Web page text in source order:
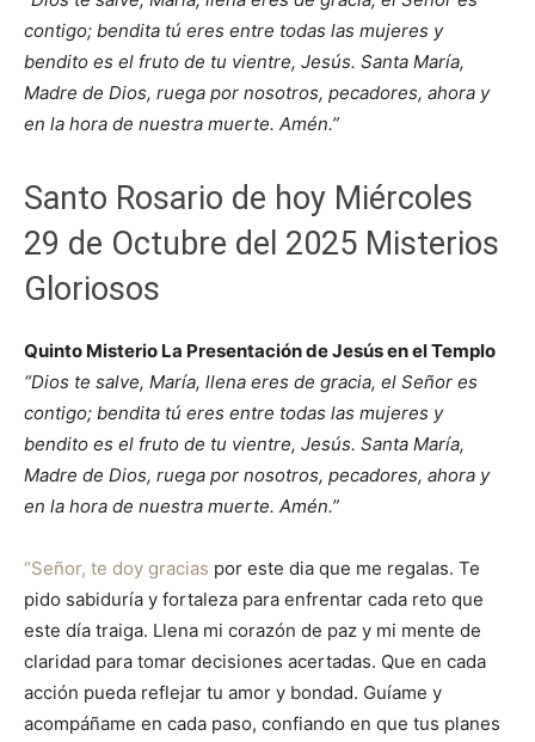
contigo; bendita tú eres entre todas las mujeres y
bendito es el fruto de tu vientre, Jesús. Santa María,
Madre de Dios, ruega por nosotros, pecadores, ahora y
en la hora de nuestra muerte. Amén.”
Santo Rosario de hoy Miércoles
29 de Octubre del 2025 Misterios
Gloriosos
Quinto Misterio La Presentación de Jesús en el Templo
“Dios te salve, María, llena eres de gracia, el Señor es
contigo; bendita tú eres entre todas las mujeres y
bendito es el fruto de tu vientre, Jesús. Santa María,
Madre de Dios, ruega por nosotros, pecadores, ahora y
en la hora de nuestra muerte. Amén.”
“Señor, te doy gracias por este dia que me regalas. Te
pido sabiduría y fortaleza para enfrentar cada reto que
este día traiga. Llena mi corazón de paz y mi mente de
claridad para tomar decisiones acertadas. Que en cada
acción pueda reflejar tu amor y bondad. Guíame y
acompáñame en cada paso, confiando en que tus planes